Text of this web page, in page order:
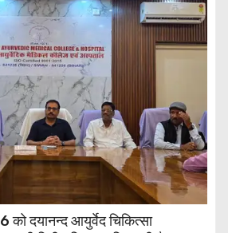
दयानन्द आयुर्वेद चिकित्सा